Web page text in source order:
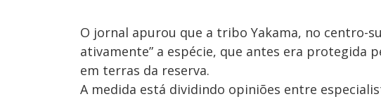
O jornal apurou que a tribo Yakama, no centro-
ativamente” a espécie, que antes era protegida
em terras da reserva.
A medida está dividindo opiniões entre